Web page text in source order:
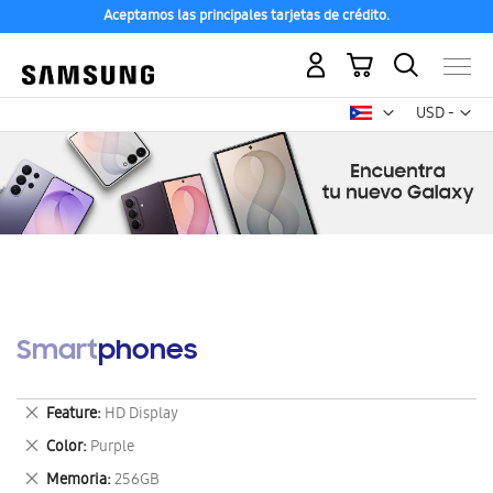
Aceptamos las principales tarjetas de crédito.
USD -
dólar
Mi carrito
Smartphones
Feature HD Display
Eliminar
este
artículo
Color Purple
Eliminar
este
Memoria 256GB
Eliminar